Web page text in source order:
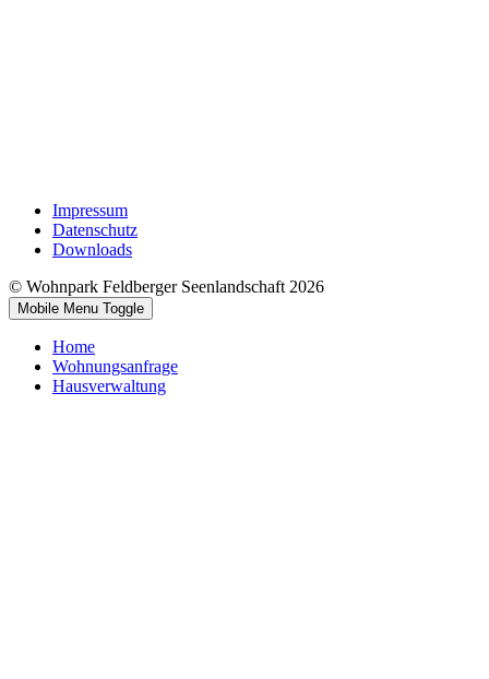
Impressum
Datenschutz
Downloads
© Wohnpark Feldberger Seenlandschaft 2026
Mobile Menu Toggle
Home
Wohnungsanfrage
Hausverwaltung